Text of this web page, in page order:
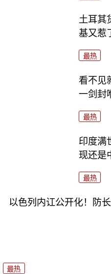
土耳其
基又惹
最热
看不见
一剑封
最热
印度满
现还是
最热
以色列内讧公开化！防
最热